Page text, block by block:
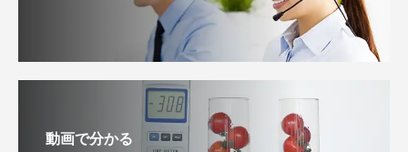
動画で分かる